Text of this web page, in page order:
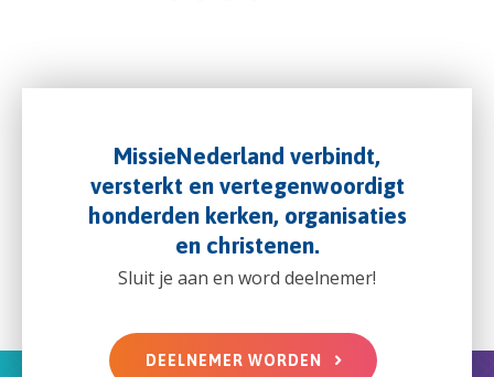
MissieNederland verbindt,
versterkt en vertegenwoordigt
honderden kerken, organisaties
en christenen.
Sluit je aan en word deelnemer!
DEELNEMER WORDEN